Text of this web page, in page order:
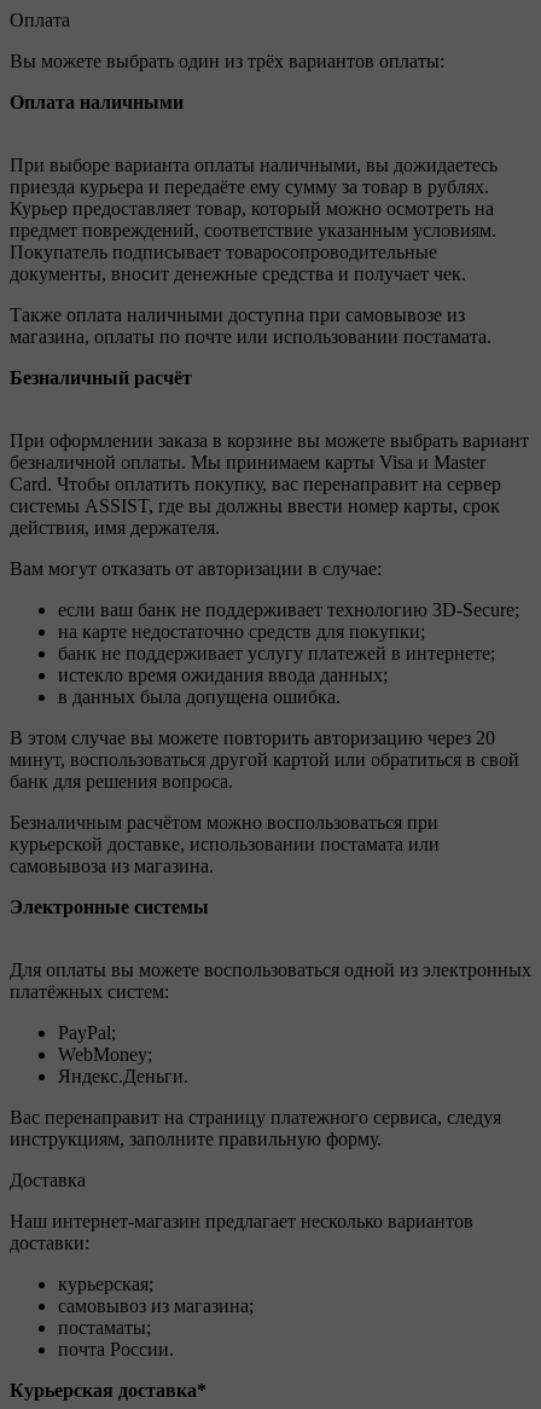
Оплата
Вы можете выбрать один из трёх вариантов оплаты:
Оплата наличными
При выборе варианта оплаты наличными, вы дожидаетесь
приезда курьера и передаёте ему сумму за товар в рублях.
Курьер предоставляет товар, который можно осмотреть на
предмет повреждений, соответствие указанным условиям.
Покупатель подписывает товаросопроводительные
документы, вносит денежные средства и получает чек.
Также оплата наличными доступна при самовывозе из
магазина, оплаты по почте или использовании постамата.
Безналичный расчёт
При оформлении заказа в корзине вы можете выбрать вариант
безналичной оплаты. Мы принимаем карты Visa и Master
Card. Чтобы оплатить покупку, вас перенаправит на сервер
системы ASSIST, где вы должны ввести номер карты, срок
действия, имя держателя.
Вам могут отказать от авторизации в случае:
если ваш банк не поддерживает технологию 3D-Secure;
на карте недостаточно средств для покупки;
банк не поддерживает услугу платежей в интернете;
истекло время ожидания ввода данных;
в данных была допущена ошибка.
В этом случае вы можете повторить авторизацию через 20
минут, воспользоваться другой картой или обратиться в свой
банк для решения вопроса.
Безналичным расчётом можно воспользоваться при
курьерской доставке, использовании постамата или
самовывоза из магазина.
Электронные системы
Для оплаты вы можете воспользоваться одной из электронных
платёжных систем:
PayPal;
WebMoney;
Яндекс.Деньги.
Вас перенаправит на страницу платежного сервиса, следуя
инструкциям, заполните правильную форму.
Доставка
Наш интернет-магазин предлагает несколько вариантов
доставки:
курьерская;
самовывоз из магазина;
постаматы;
почта России.
Курьерская доставка*